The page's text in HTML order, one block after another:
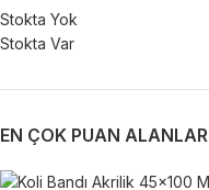
Stokta Yok
Stokta Var
EN ÇOK PUAN ALANLAR